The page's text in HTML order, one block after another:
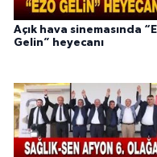
Açık hava sinemasında
Gelin” heyecanı